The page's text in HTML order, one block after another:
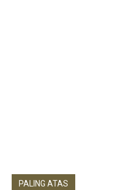
PALING ATAS